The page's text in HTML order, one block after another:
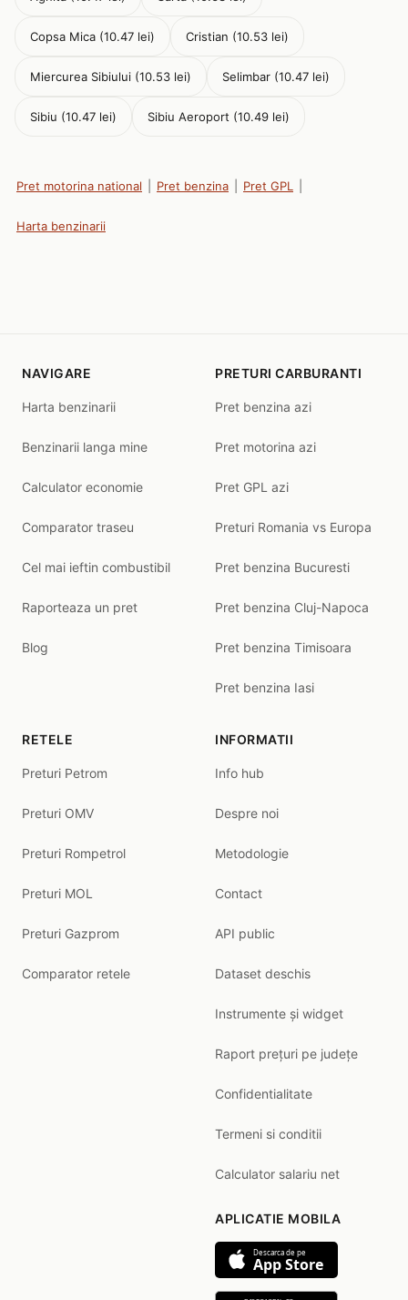
Copsa Mica (10.47 lei) Cristian (10.53 lei)
Miercurea Sibiului (10.53 lei) Selimbar (10.47 lei)
Sibiu (10.47 lei) Sibiu Aeroport (10.49 lei)
Pret motorina national Pret benzina Pret GPL
Harta benzinarii
NAVIGARE
Harta benzinarii
Benzinarii langa mine
Calculator economie
Comparator traseu
Cel mai ieftin combustibil
Raporteaza un pret
Blog
PRETURI CARBURANTI
Pret benzina azi
Pret motorina azi
Pret GPL azi
Preturi Romania vs Europa
Pret benzina Bucuresti
Pret benzina Cluj-Napoca
Pret benzina Timisoara
Pret benzina Iasi
RETELE
Preturi Petrom
Preturi OMV
Preturi Rompetrol
Preturi MOL
Preturi Gazprom
Comparator retele
INFORMATII
Info hub
Despre noi
Metodologie
Contact
API public
Dataset deschis
Instrumente și widget
Raport prețuri pe județe
Confidentialitate
Termeni si conditii
Calculator salariu net
APLICATIE MOBILA
Descarca de pe
App Store